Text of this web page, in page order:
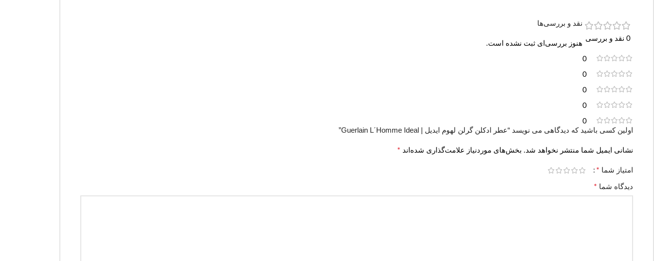
0 نقد و بررسی
0
0
0
0
0
نقد و بررسی‌ها
هنوز بررسی‌ای ثبت نشده است.
اولین کسی باشید که دیدگاهی می نویسد “عطر ادکلن گرلن لهوم ایدیل | Guerlain L´Homme Ideal”
نشانی ایمیل شما منتشر نخواهد شد. بخش‌های موردنیاز علامت‌گذاری شده‌اند *
امتیاز شما *
دیدگاه شما *